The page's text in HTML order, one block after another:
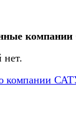
нет.
компании